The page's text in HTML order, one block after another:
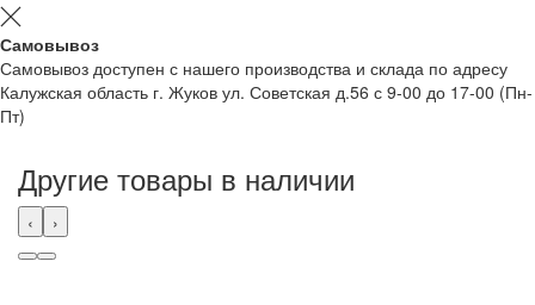
Самовывоз
Самовывоз доступен с нашего производства и склада по адресу
Калужская область г. Жуков ул. Советская д.56 с 9-00 до 17-00 (Пн-
Пт)
Другие товары в наличии
‹ ›